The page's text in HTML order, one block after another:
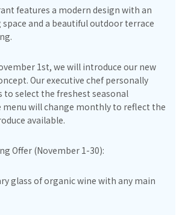
features a modern design with an
and a beautiful outdoor terrace
1st, we will introduce our new
Our executive chef personally
to select the freshest seasonal
menu will change monthly to reflect the
available.
Offer (November 1-30):
glass of organic wine with any main